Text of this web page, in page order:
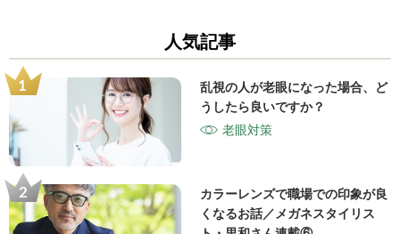
人気記事
乱視の人が老眼になった場合、ど
うしたら良いですか？
老眼対策
カラーレンズで職場での印象が良
くなるお話／メガネスタイリス